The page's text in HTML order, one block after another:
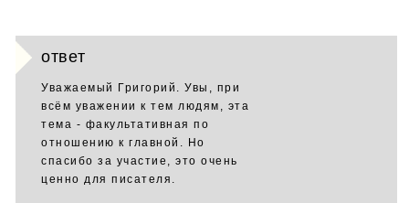
ответ
Уважаемый Григорий. Увы, при
всём уважении к тем людям, эта
тема - факультативная по
отношению к главной. Но
спасибо за участие, это очень
ценно для писателя.